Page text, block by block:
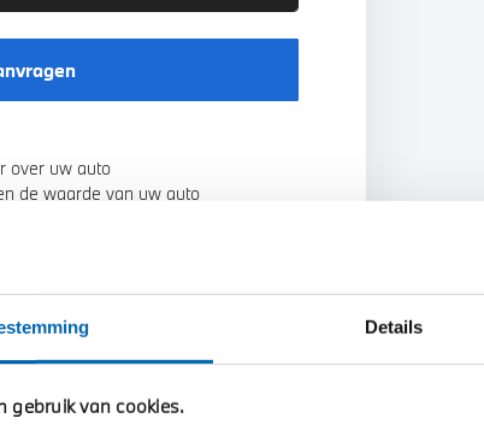
Details
gebruik van cookies.
over uw auto
de waarde van uw auto